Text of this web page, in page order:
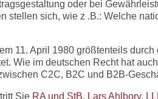
oder bei
stellen sich, wie z .B.: Welche
11. April 1980 größtenteils durch
Wie im deutschen Recht hat
C2C, B2C und B2B-
Sie RA und StB. Lars Ahlbory,